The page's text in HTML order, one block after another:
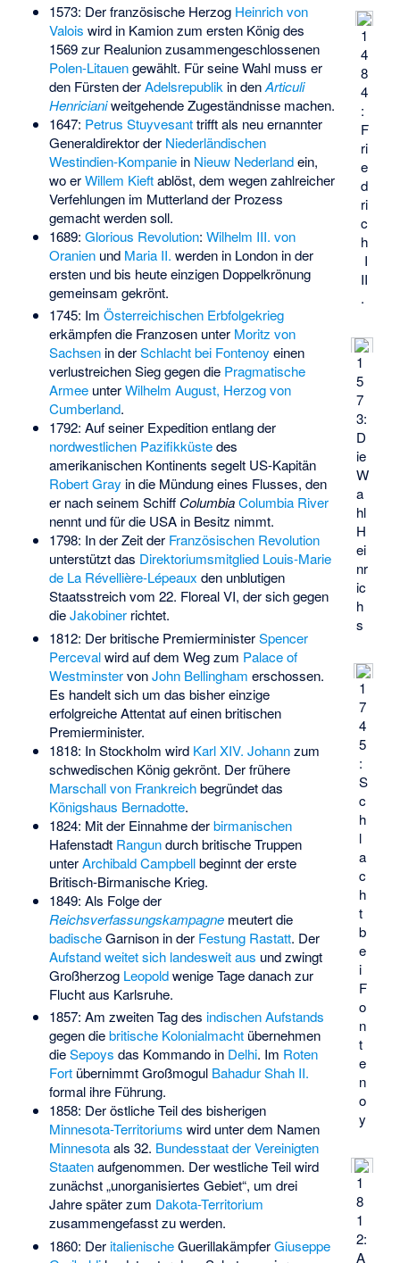
1
4
8
4
:
F
ri
e
d
ri
c
h
I
II
.
1
5
7
3:
D
ie
W
a
hl
H
ei
nr
ic
h
s
1573: Der französische Herzog Heinrich von
Valois wird in Kamion zum ersten König des
1569 zur Realunion zusammengeschlossenen
Polen-Litauengewählt. Für seine Wahl muss er
den Fürsten derAdelsrepublik in denArticuli
Henricianiweitgehende Zugeständnisse machen.
1647: Petrus Stuyvesanttrifft als neu ernannter
Generaldirektor der Niederländischen
Westindien-Kompaniein Nieuw Nederlandein,
wo erWillem Kieftablöst, dem wegen zahlreicher
Verfehlungen im Mutterland der Prozess
gemacht werden soll.
1689: Glorious Revolution: Wilhelm III. von
Oranienund Maria II. werden in London in der
ersten und bis heute einzigen Doppelkrönung
gemeinsam gekrönt.
1
7
4
5
:
S
c
h
l
a
c
h
t
b
e
i
F
o
n
t
e
n
o
y
1745: Im Österreichischen Erbfolgekrieg
erkämpfen die Franzosen unter Moritz von
Sachsenin derSchlacht bei Fontenoy einen
verlustreichen Sieg gegen die Pragmatische
ArmeeunterWilhelm August, Herzog von
Cumberland.
1792: Auf seiner Expedition entlang der
nordwestlichen Pazifikküstedes
amerikanischen Kontinents segelt US-Kapitän
Robert Gray in die Mündung eines Flusses, den
er nach seinem Schiff Columbia Columbia River
nennt und für die USA in Besitz nimmt.
1798: In der Zeit der Französischen Revolution
unterstützt das Direktoriumsmitglied Louis-Marie
de La Révellière-Lépeaux den unblutigen
Staatsstreich vom 22. Floreal VI, der sich gegen
dieJakobinerrichtet.
1
8
1
2:
A
1812: Der britische PremierministerSpencer
Percevalwird auf dem Weg zum Palace of
WestminstervonJohn Bellingham erschossen.
Es handelt sich um das bisher einzige
erfolgreiche Attentat auf einen britischen
Premierminister.
1818: In Stockholm wird Karl XIV. Johannzum
schwedischen König gekrönt. Der frühere
Marschall von Frankreichbegründet das
Königshaus Bernadotte.
1824: Mit der Einnahme derbirmanischen
Hafenstadt Rangundurch britische Truppen
unterArchibald Campbellbeginnt der erste
Britisch-Birmanische Krieg.
1849: Als Folge der
Reichsverfassungskampagnemeutert die
badischeGarnison in der Festung Rastatt. Der
Aufstand weitet sich landesweit aus und zwingt
Großherzog Leopoldwenige Tage danach zur
Flucht aus Karlsruhe.
1857: Am zweiten Tag des indischen Aufstands
gegen diebritische Kolonialmachtübernehmen
dieSepoys das Kommando in Delhi. Im Roten
Fortübernimmt Großmogul Bahadur Shah II.
formal ihre Führung.
1858: Der östliche Teil des bisherigen
Minnesota-Territoriums wird unter dem Namen
Minnesotaals 32. Bundesstaat der Vereinigten
Staatenaufgenommen. Der westliche Teil wird
zunächst „unorganisiertes Gebiet“, um drei
Jahre später zum Dakota-Territorium
zusammengefasst zu werden.
1860: Der italienischeGuerillakämpferGiuseppe